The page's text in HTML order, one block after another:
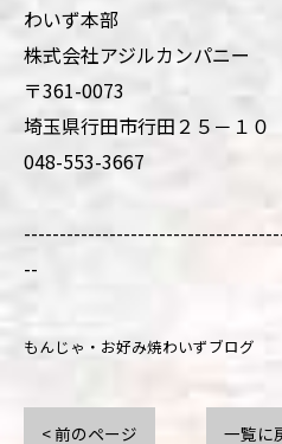
わいず本部
株式会社アジルカンパニー
〒361-0073
埼玉県行田市行田２５－１０
048-553-3667
--
もんじゃ・お好み焼わいずブログ
< 前のページ 一覧に